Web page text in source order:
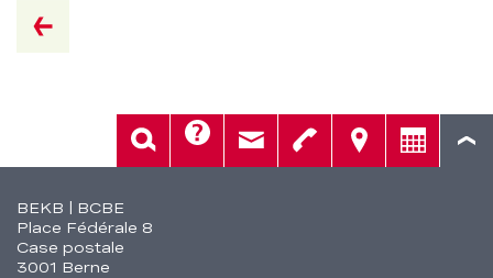
Fusszeile
BEKB | BCBE
Place Fédérale 8
Case postale
3001 Berne